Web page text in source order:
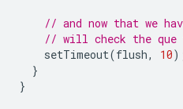
// and now that we
// will check the que
setTimeout(flush, 10
}
}